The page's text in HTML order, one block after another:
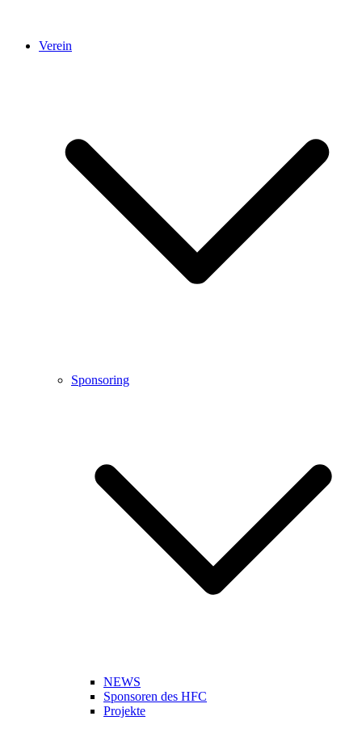
Verein
Sponsoring
NEWS
Sponsoren des HFC
Projekte